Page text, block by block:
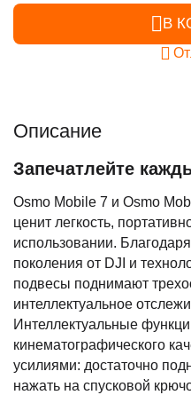
В
Описание
Запечатлейте
Osmo Mobile 7 и Osmo
ценит легкость,
использовании.
поколения от DJI и
подвесы поднимают
интеллектуальное
Интеллектуальные
кинематографического
усилиями: достаточно
нажать на спусковой